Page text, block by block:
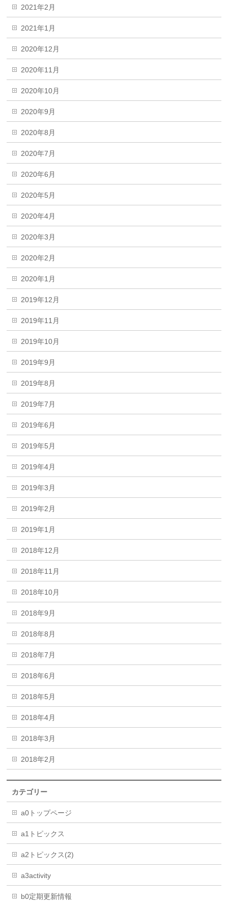
2021年2月
2021年1月
2020年12月
2020年11月
2020年10月
2020年9月
2020年8月
2020年7月
2020年6月
2020年5月
2020年4月
2020年3月
2020年2月
2020年1月
2019年12月
2019年11月
2019年10月
2019年9月
2019年8月
2019年7月
2019年6月
2019年5月
2019年4月
2019年3月
2019年2月
2019年1月
2018年12月
2018年11月
2018年10月
2018年9月
2018年8月
2018年7月
2018年6月
2018年5月
2018年4月
2018年3月
2018年2月
カテゴリー
a0トップページ
a1トピックス
a2トピックス(2)
a3activity
b0定期更新情報